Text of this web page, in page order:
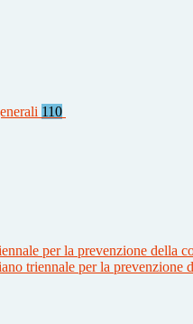
110
per la prevenzione della
triennale per la prevenzione